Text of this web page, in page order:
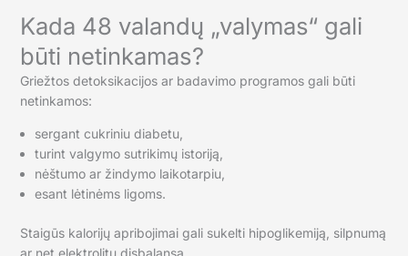
Kada 48 valandų „valymas“ gali
būti netinkamas?
Griežtos detoksikacijos ar badavimo programos gali būti
netinkamos:
sergant cukriniu diabetu,
turint valgymo sutrikimų istoriją,
nėštumo ar žindymo laikotarpiu,
esant lėtinėms ligoms.
Staigūs kalorijų apribojimai gali sukelti hipoglikemiją, silpnumą
ar net elektrolitų disbalansą.